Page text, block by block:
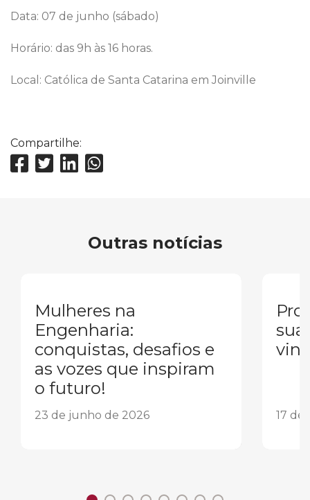
Data: 07 de junho (sábado)
Horário: das 9h às 16 horas.
Local: Católica de Santa Catarina em Joinville
Compartilhe:
Outras notícias
Mulheres na
Engenharia:
conquistas, desafios e
as vozes que inspiram
o futuro!
23 de junho de 2026
sua
17 de